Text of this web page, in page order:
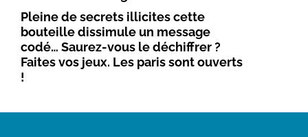
Pleine de secrets illicites cette
bouteille dissimule un message
codé… Saurez-vous le déchiffrer ?
Faites vos jeux. Les paris sont ouverts
!